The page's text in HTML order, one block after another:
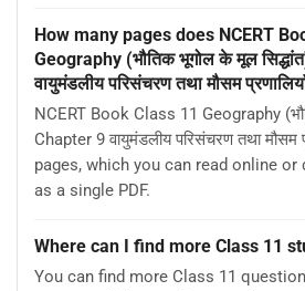
How many pages does NCERT
Geography (भौतिक भूगोल के मूल
वायुमंडलीय परिसंचरण तथा मौसम
NCERT Book Class 11 Geography
Chapter 9 वायुमंडलीय परिसंचरण तथा मौसम
pages, which you can read online
as a single PDF.
Where can I find more Class 11
You can find more Class 11